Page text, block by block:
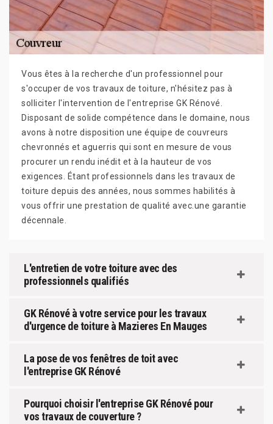
Vous êtes à la recherche d'un professionnel pour
s'occuper de vos travaux de toiture, n'hésitez pas à
solliciter l'intervention de l'entreprise GK Rénové.
Disposant de solide compétence dans le domaine, nous
avons à notre disposition une équipe de couvreurs
chevronnés et aguerris qui sont en mesure de vous
procurer un rendu inédit et à la hauteur de vos
exigences. Étant professionnels dans les travaux de
toiture depuis des années, nous sommes habilités à
vous offrir une prestation de qualité avec.une garantie
décennale.
L'entretien de votre toiture avec des
professionnels qualifiés
GK Rénové à votre service pour les travaux
d'urgence de toiture à Mazieres En Mauges
La pose de vos fenêtres de toit avec
l'entreprise GK Rénové
Pourquoi choisir l'entreprise GK Rénové pour
vos travaux de couverture ?